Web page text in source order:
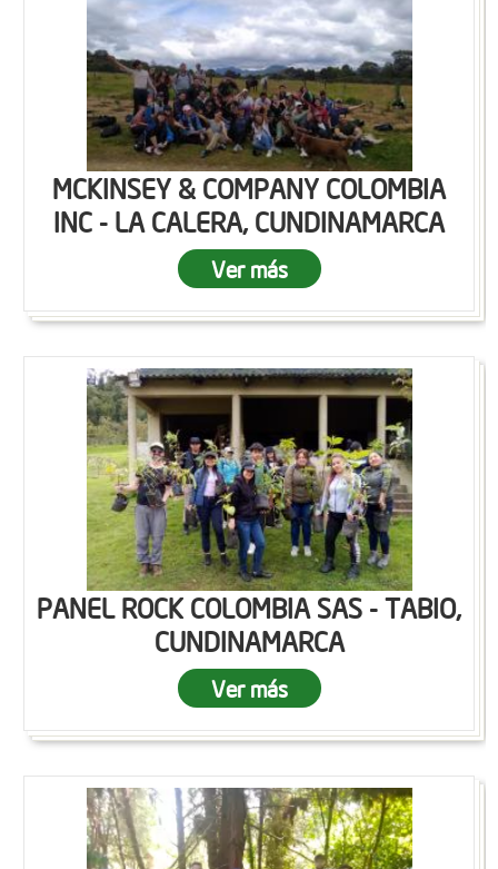
MCKINSEY & COMPANY COLOMBIA
INC - LA CALERA, CUNDINAMARCA
Ver más
PANEL ROCK COLOMBIA SAS - TABIO,
CUNDINAMARCA
Ver más